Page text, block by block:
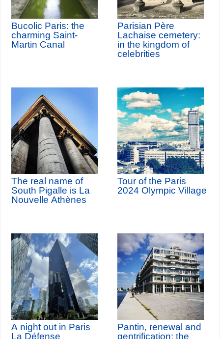
Bucolic Paris: the
charming Saint-
Martin Canal
Parisian Père
Lachaise cemetery:
in the kingdom of
celebrities
The real name of
South Pigalle is La
Nouvelle Athènes
Tour of the Paris
2024 Olympic Village
A night out in Paris
La Défense
Pantin, renewal and
gentrification: the